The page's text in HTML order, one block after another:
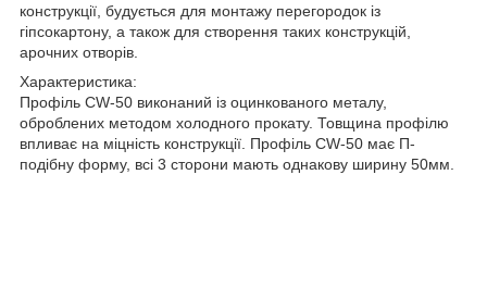
конструкції, будується для монтажу перегородок із
гіпсокартону, а також для створення таких конструкцій,
арочних отворів.
Характеристика:
Профіль СW-50 виконаний із оцинкованого металу,
оброблених методом холодного прокату. Товщина профілю
впливає на міцність конструкції. Профіль СW-50 має П-
подібну форму, всі 3 сторони мають однакову ширину 50мм.